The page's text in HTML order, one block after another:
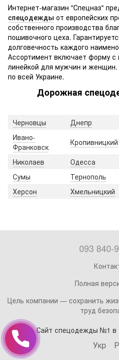
Интернет-магазин "Спецназ"
спецодежды от европейских
собственного производства
пошивочного цеха.
долговечность каждого
Ассортимент включает форму с
линейкой для мужчин и
по всей Украине.
Дорожная
Черновцы Днепр
Ивано-
Франковск
Кропивницкий
Николаев
Одесса
Сумы
Тернополь
Херсон
Хмельницкий
093 840-
Полная
Цель компании — сохранить
труд
Сайт спецодежды №1 в
Укр